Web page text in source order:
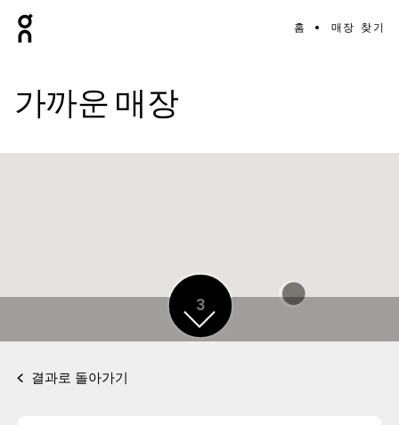
홈 매장 찾기
가까운 매장
3
결과로 돌아가기